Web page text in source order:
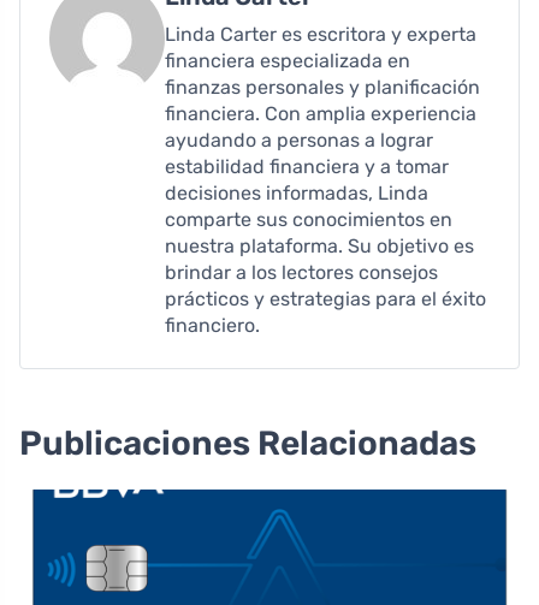
Linda Carter es escritora y experta
financiera especializada en
finanzas personales y planificación
financiera. Con amplia experiencia
ayudando a personas a lograr
estabilidad financiera y a tomar
decisiones informadas, Linda
comparte sus conocimientos en
nuestra plataforma. Su objetivo es
brindar a los lectores consejos
prácticos y estrategias para el éxito
financiero.
Publicaciones Relacionadas